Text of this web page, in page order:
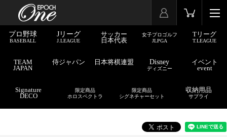
プロ野球
BASEBALL
Jリーグ
J.LEAGUE
サッカー
日本代表
女子プロゴルフ
JLPGA
Tリーグ
T.LEAGUE
TEAM
JAPAN
侍ジャパン 日本将棋連盟 Disney
ディズニー
イベント
event
Signature
DECO
限定商品
ホロスペクトラ
限定商品
シグネチャーセット
収納用品
サプライ